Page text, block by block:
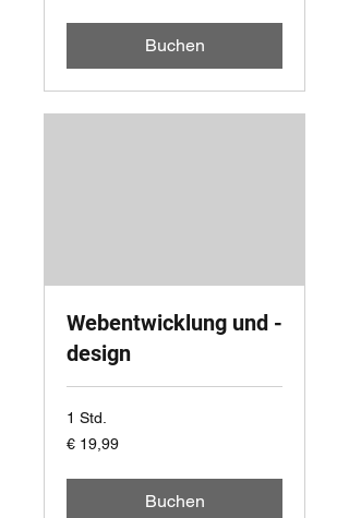
Buchen
Webentwicklung und -
design
1 Std.
19,99
Euro
€ 19,99
Buchen